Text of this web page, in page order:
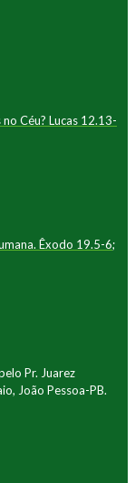
Céu? Lucas 12.13-
Êxodo 19.5-6;
Pr. Juarez
João Pessoa-PB.